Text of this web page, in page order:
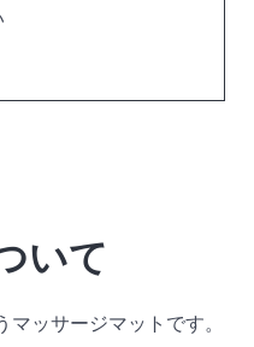
いて
ッサージマットです。